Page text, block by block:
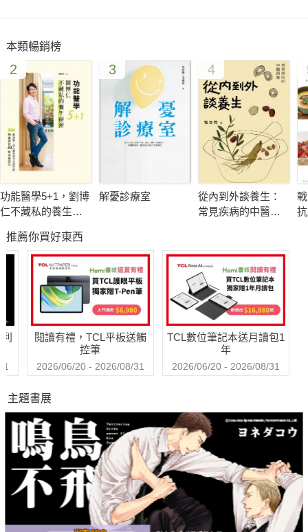
◎地中海飲食法能防治心血管疾病？
◎壓力也會影響血液中的膽固醇含量？
降血脂Q&A專家解惑，觀念正確最重要
權威醫師傾囊相授，調整飲食生活習慣、對症擇食、配合用藥，
有效降低高血脂，遠離心血管疾病及慢性病威脅。
60種抗氧化好食材，特調130道減脂特效食譜
高血脂是吃出來的富貴病，高纖少油飲食，是戰勝膽固醇的關
降！
50道中醫消脂方&民間養生驗方，幫助降低膽固醇
高血脂是心血管疾病的元凶。藥膳、茶湯天然無副作用，促進血
液循環，維持經絡暢通，加速消脂塑身成效！
本類暢銷榜
2
功能醫學5+1，劉博
仁不藏私的養生祕
3
解憂診療室
4
從內到外談養生：
常見疾病的中醫調
推薦你買好東西
閱讀有禮，TCL平板送觸
控筆
2026/06/20 - 2026/08/31
TCL數位筆記本送月讀包1
年
2026/06/20 - 2026/08/31
主題書展